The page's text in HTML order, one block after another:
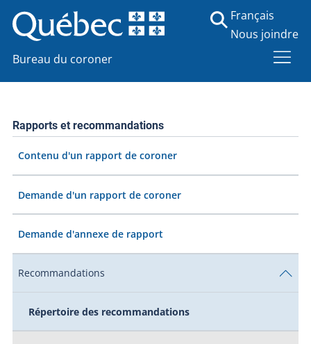
Bureau du coroner
Français
Nous joindre
Rapports et recommandations
Contenu d'un rapport de coroner
Demande d'un rapport de coroner
Demande d'annexe de rapport
Recommandations
Répertoire des recommandations